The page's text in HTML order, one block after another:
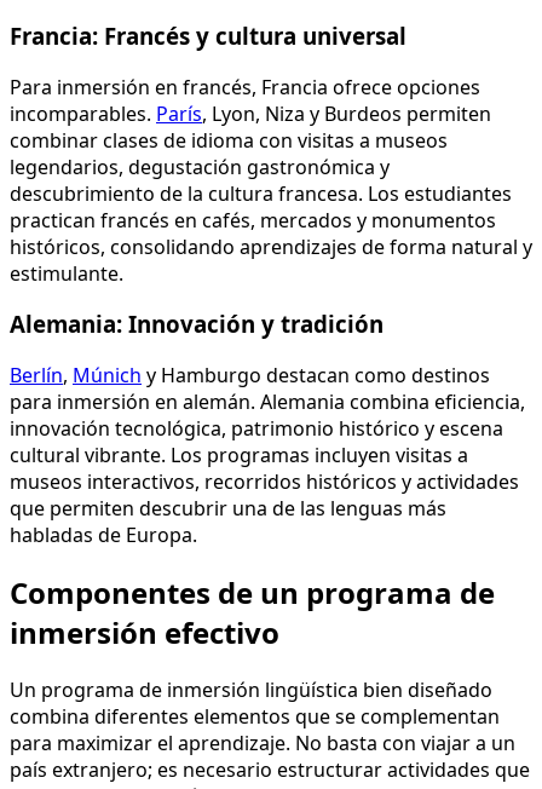
Francia: Francés y cultura universal
Para inmersión en francés, Francia ofrece opciones
incomparables. París, Lyon, Niza y Burdeos permiten
combinar clases de idioma con visitas a museos
legendarios, degustación gastronómica y
descubrimiento de la cultura francesa. Los estudiantes
practican francés en cafés, mercados y monumentos
históricos, consolidando aprendizajes de forma natural y
estimulante.
Alemania: Innovación y tradición
Berlín, Múnich y Hamburgo destacan como destinos
para inmersión en alemán. Alemania combina eficiencia,
innovación tecnológica, patrimonio histórico y escena
cultural vibrante. Los programas incluyen visitas a
museos interactivos, recorridos históricos y actividades
que permiten descubrir una de las lenguas más
habladas de Europa.
Componentes de un programa de
inmersión efectivo
Un programa de inmersión lingüística bien diseñado
combina diferentes elementos que se complementan
para maximizar el aprendizaje. No basta con viajar a un
país extranjero; es necesario estructurar actividades que